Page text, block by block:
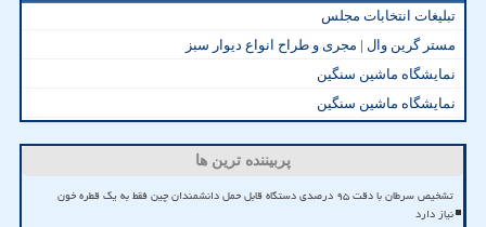
تبلیغات انتخابات مجلس
مستر گرین وال | مجری و طراح انواع دیوار سبز
نمایشگاه ماشین سنگین
نمایشگاه ماشین سنگین
پربیننده ترین ها
تشخیص سرطان با دقت ۹۵ درصدی دستگاه قابل حمل دانشمندان چین فقط به یک قطره خون
نیاز دارد